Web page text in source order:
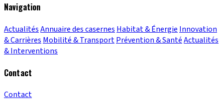
Navigation
ActualitésAnnuaire des casernes Habitat & Énergie Innovation
& Carrières Mobilité & TransportPrévention & SantéActualités
& Interventions
Contact
Contact